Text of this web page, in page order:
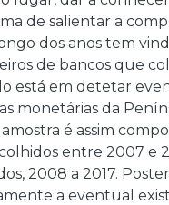
de salientar a
dos anos tem
de bancos que
está em detetar
monetárias da
é assim
entre 2007 e
2008 a 2017.
a eventual